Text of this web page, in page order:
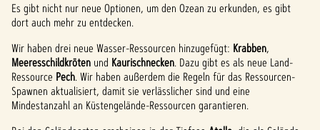
Es gibt nicht nur neue Optionen, um den Ozean zu erkunden, es gibt
dort auch mehr zu entdecken.
Wir haben drei neue Wasser-Ressourcen hinzugefügt: Krabben,
Meeresschildkröten und Kaurischnecken. Dazu gibt es als neue Land-
Ressource Pech. Wir haben außerdem die Regeln für das Ressourcen-
Spawnen aktualisiert, damit sie verlässlicher sind und eine
Mindestanzahl an Küstengelände-Ressourcen garantieren.